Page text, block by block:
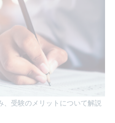
、受験のメリットについて解説